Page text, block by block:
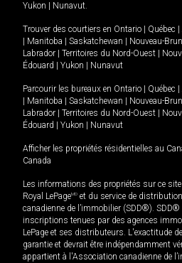
Yukon
Nunavut.
Trouver des courtiers en Ontario Québec
Manitoba Saskatchewan Nouveau-
Labrador
Territoires du Nord-Ouest
Édouard
Yukon Nunavut
Parcourir les bureaux en Ontario Québec
Manitoba Saskatchewan Nouveau-
Labrador
Territoires du Nord-Ouest
Édouard
Yukon Nunavut
Afficher les propriétés résidentielles au
Canada
Les informations des propriétés sur ce
Royal LePageMD et du service de
canadienne de l’immobilier (SDD®). SDD®
inscriptions tenues par des agences
LePage et ses distributeurs. L'exactitude
garantie et devrait être indépendamment
appartient à l'Association canadienne de